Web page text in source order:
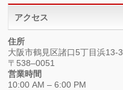
アクセス
住所
大阪市鶴見区諸口5丁目浜13-3
〒538–0051
営業時間
10:00 AM – 6:00 PM